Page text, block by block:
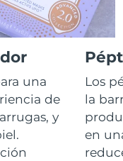
una
de
y
Los
la
en
prevista8/10/26
prevista 8/11/26
prevista 8/8/26
prevista 8/12/26